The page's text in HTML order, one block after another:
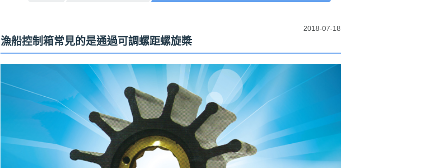
2018-07-18
漁船控制箱常見的是通過可調螺距螺旋槳